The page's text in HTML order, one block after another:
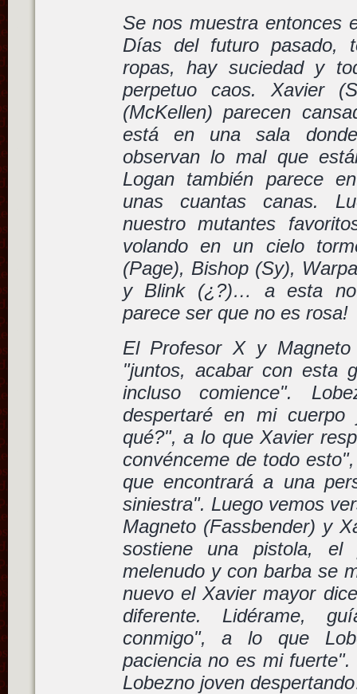
Se nos muestra entonces
Días del futuro pasado,
ropas, hay suciedad y
perpetuo caos. Xavier
(McKellen) parecen
está en una sala
observan lo mal que
Logan también parece
unas cuantas canas.
nuestro mutantes
volando en un cielo
(Page), Bishop (Sy),
y Blink (¿?)… a esta
parece ser que no es rosa!
El Profesor X y
"juntos, acabar con esta
incluso comience".
despertaré en mi cuerpo
qué?", a lo que Xavier
convénceme de todo
que encontrará a una
siniestra". Luego vemos
Magneto (Fassbender) y
sostiene una pistola,
melenudo y con barba se
nuevo el Xavier mayor
diferente. Lidérame,
conmigo", a lo que
paciencia no es mi
Lobezno joven